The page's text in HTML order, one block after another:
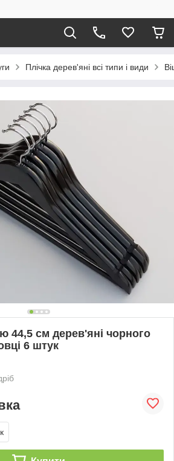
Плічка дерев'яні всі типи і види
44,5 см дерев'яні чорного
6 штук